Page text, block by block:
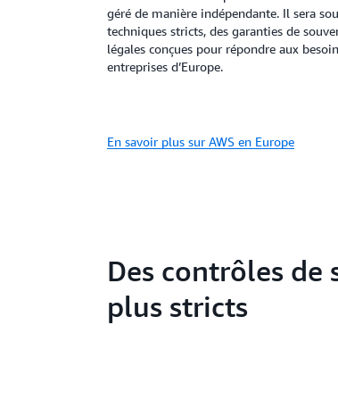
géré de manière indépendante. Il sera
techniques stricts, des garanties de
légales conçues pour répondre aux
entreprises d’Europe.
En savoir plus sur AWS en Europe
Des contrôles de
plus stricts